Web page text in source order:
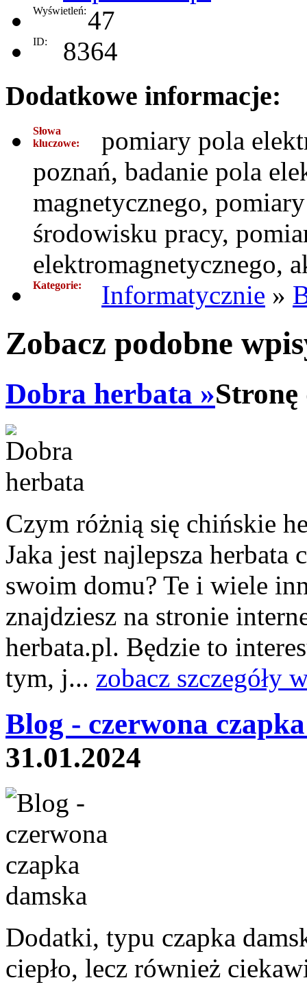
Wyświetleń:47
ID: 8364
Dodatkowe informacje:
Słowa
kluczowe:
pomiary pola
poznań, badanie pola
magnetycznego,
środowisku pracy,
elektromagnetycznego,
Kategorie: Informatycznie »
Zobacz podobne
Dobra herbata »Stronę
Czym różnią się chińskie
Jaka jest najlepsza
swoim domu? Te i wiele
znajdziesz na stronie
herbata.pl. Będzie to
tym, j... zobacz szczegóły
Blog - czerwona
31.01.2024
Dodatki, typu czapka
ciepło, lecz również